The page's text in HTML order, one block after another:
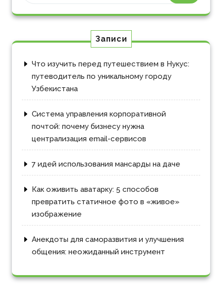
Записи
Что изучить перед путешествием в Нукус:
путеводитель по уникальному городу
Узбекистана
Система управления корпоративной
почтой: почему бизнесу нужна
централизация email-сервисов
7 идей использования мансарды на даче
Как оживить аватарку: 5 способов
превратить статичное фото в «живое»
изображение
Анекдоты для саморазвития и улучшения
общения: неожиданный инструмент